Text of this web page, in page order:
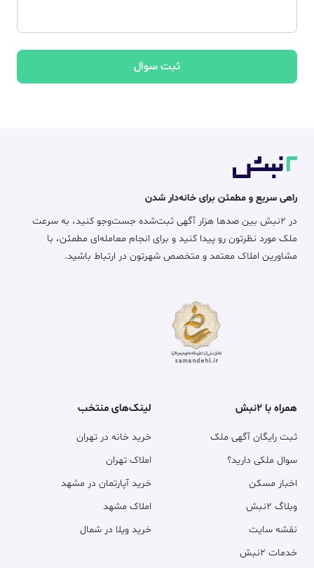
ثبت سوال
راهی سریع و مطمئن برای خانه‌دار شدن
در ۲نبش بین صدها هزار آگهی ثبت‌شده جست‌وجو کنید، به سرعت
ملک مورد نظرتون رو پیدا کنید و برای انجام معامله‌ای مطمئن، با
مشاورین املاک معتمد و متخصص شهرتون در ارتباط باشید.
همراه با ۲نبش
ثبت رایگان آگهی ملک
سوال ملکی دارید؟
اخبار مسکن
وبلاگ ۲نبش
نقشه سایت
خدمات ۲نبش
لینک‌های منتخب
خرید خانه در تهران
املاک تهران
خرید آپارتمان در مشهد
املاک مشهد
خرید ویلا در شمال